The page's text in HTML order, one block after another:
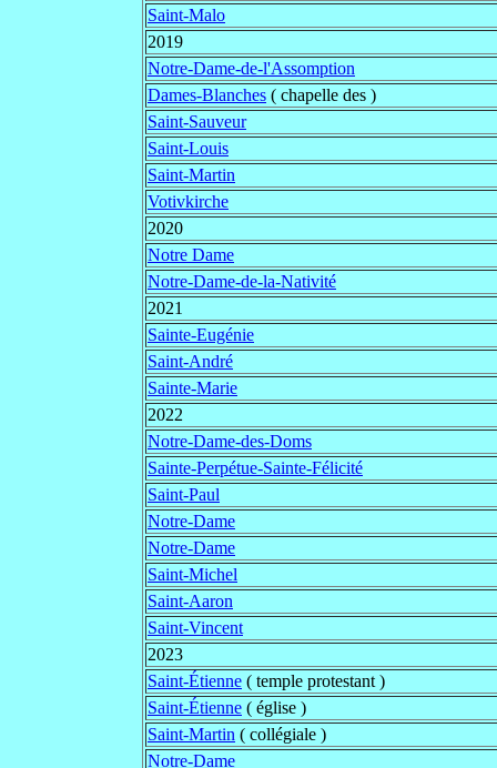
Saint-Malo
2019
Notre-Dame-de-l'Assomption
Dames-Blanches ( chapelle des )
Saint-Sauveur
Saint-Louis
Saint-Martin
Votivkirche
2020
Notre Dame
Notre-Dame-de-la-Nativité
2021
Sainte-Eugénie
Saint-André
Sainte-Marie
2022
Notre-Dame-des-Doms
Sainte-Perpétue-Sainte-Félicité
Saint-Paul
Notre-Dame
Notre-Dame
Saint-Michel
Saint-Aaron
Saint-Vincent
2023
Saint-Étienne ( temple protestant )
Saint-Étienne ( église )
Saint-Martin ( collégiale )
Notre-Dame